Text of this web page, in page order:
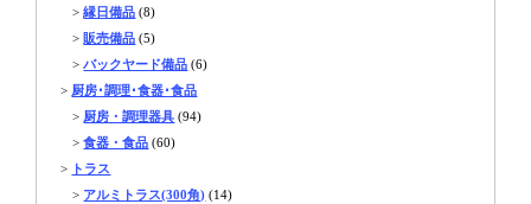
>縁日備品 (8)
> 販売備品 (5)
>バックヤード備品 (6)
> 厨房･調理･食器･食品
> 厨房・調理器具 (94)
>食器・食品 (60)
> トラス
> アルミトラス(300角) (14)